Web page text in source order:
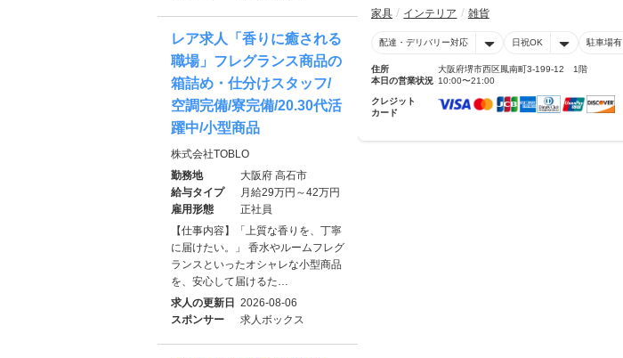
家具 インテリア 雑貨
配達・デリバリー対応 日祝OK 駐車場有
住所
大阪府堺市西区鳳南町3-199-12 1階
本日の営業状況 10:00〜21:00
クレジット
カード
レア求人「香りに癒される
職場」フレグランス商品の
箱詰め・仕分けスタッフ/
空調完備/寮完備/20.30代活
躍中/小型商品
株式会社TOBLO
勤務地
大阪府 高石市
給与タイプ
月給29万円～42万円
雇用形態
正社員
【仕事内容】「上質な香りを、丁寧
に届けたい。」 香水やルームフレグ
ランスといったオシャレな小型商品
を、安心して届けるた…
求人の更新日
2026-08-06
スポンサー
求人ボックス